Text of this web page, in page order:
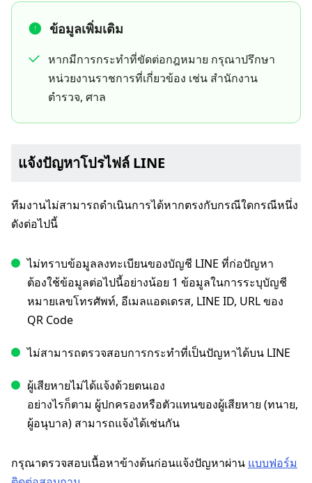
ข้อมูลเพิ่มเติม
หากมีการกระทำที่ขัดต่อกฎหมาย กรุณาปรึกษา
หน่วยงานราชการที่เกี่ยวข้อง เช่น สำนักงาน
ตำรวจ, ศาล
แจ้งปัญหาโปรไฟล์ LINE
ทีมงานไม่สามารถดำเนินการได้หากตรงกับกรณีใดกรณีหนึ่ง
ดังต่อไปนี้
ไม่ทราบข้อมูลลงทะเบียนของบัญชี LINE ที่ก่อปัญหา
ต้องใช้ข้อมูลต่อไปนี้อย่างน้อย 1 ข้อมูลในการระบุบัญชี
หมายเลขโทรศัพท์, อีเมลแอดเดรส, LINE ID, URL ของ
QR Code
ไม่สามารถตรวจสอบการกระทำที่เป็นปัญหาได้บน LINE
ผู้เสียหายไม่ได้แจ้งด้วยตนเอง
อย่างไรก็ตาม ผู้ปกครองหรือตัวแทนของผู้เสียหาย (ทนาย,
ผู้อนุบาล) สามารถแจ้งได้เช่นกัน
กรุณาตรวจสอบเนื้อหาข้างต้นก่อนแจ้งปัญหาผ่าน แบบฟอร์ม